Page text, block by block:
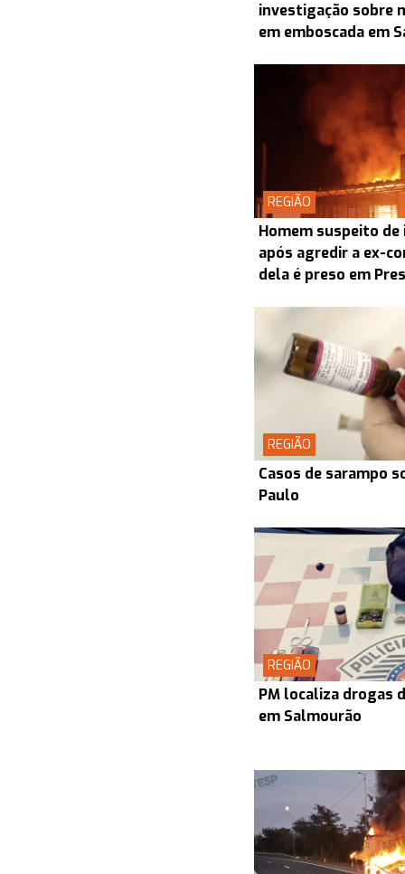
investigação sobre
em emboscada em
REGIÃO
Homem suspeito de
após agredir a ex-
dela é preso em
REGIÃO
Casos de sarampo
Paulo
REGIÃO
PM localiza drogas
em Salmourão